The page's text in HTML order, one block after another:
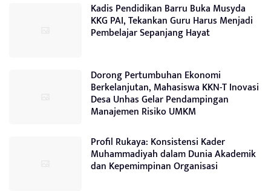
Kadis Pendidikan Barru Buka Musyda
KKG PAI, Tekankan Guru Harus Menjadi
Pembelajar Sepanjang Hayat
Dorong Pertumbuhan Ekonomi
Berkelanjutan, Mahasiswa KKN-T Inovasi
Desa Unhas Gelar Pendampingan
Manajemen Risiko UMKM
Profil Rukaya: Konsistensi Kader
Muhammadiyah dalam Dunia Akademik
dan Kepemimpinan Organisasi